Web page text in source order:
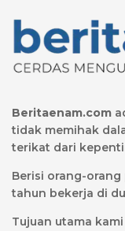
Beritaenam.com
tidak memihak
terikat dari
Berisi orang-
tahun bekerja di
Tujuan utama